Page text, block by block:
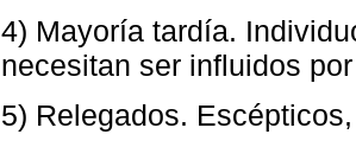
4) Mayoría tardía.
necesitan ser influidos
5) Relegados.